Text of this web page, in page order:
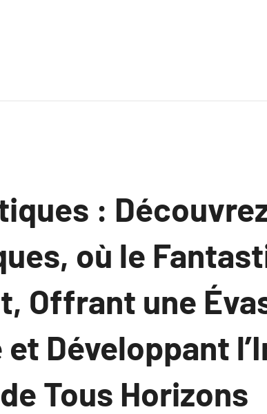
:
où le
Offrant une
Développant
Tous Horizons